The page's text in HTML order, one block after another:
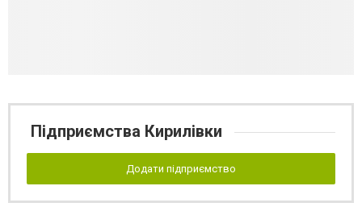
Підприємства Кирилівки
Додати підприємство